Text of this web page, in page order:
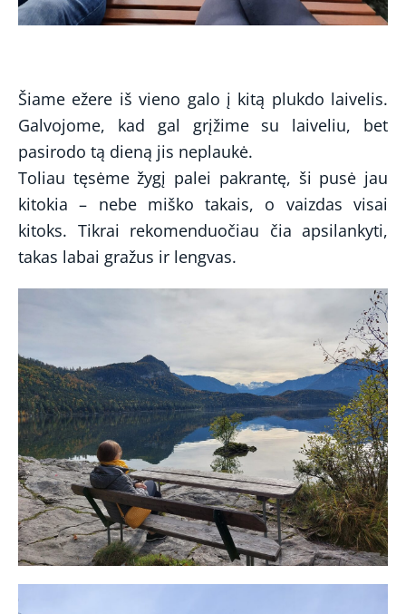
Šiame ežere iš vieno galo į kitą plukdo laivelis.
Galvojome, kad gal grįžime su laiveliu, bet
pasirodo tą dieną jis neplaukė.
Toliau tęsėme žygį palei pakrantę, ši pusė jau
kitokia – nebe miško takais, o vaizdas visai
kitoks. Tikrai rekomenduočiau čia apsilankyti,
takas labai gražus ir lengvas.